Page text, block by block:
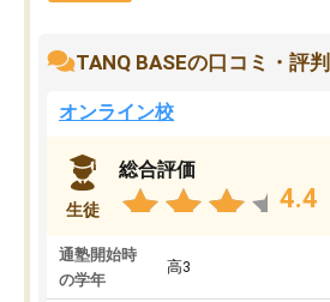
TANQ BASEの口コミ・評判
オンライン校
生徒
総合評価
4.4
通塾開始時
の学年
高3